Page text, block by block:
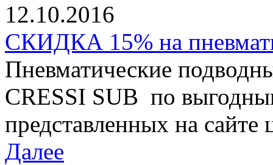
12.10.2016
СКИДКА 15% на
Пневматические
CRESSI SUB по
представленных на
Далее